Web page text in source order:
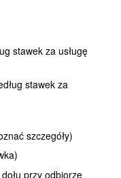
stawek za usługę
stawek za
szczegóły)
przy odbiorze